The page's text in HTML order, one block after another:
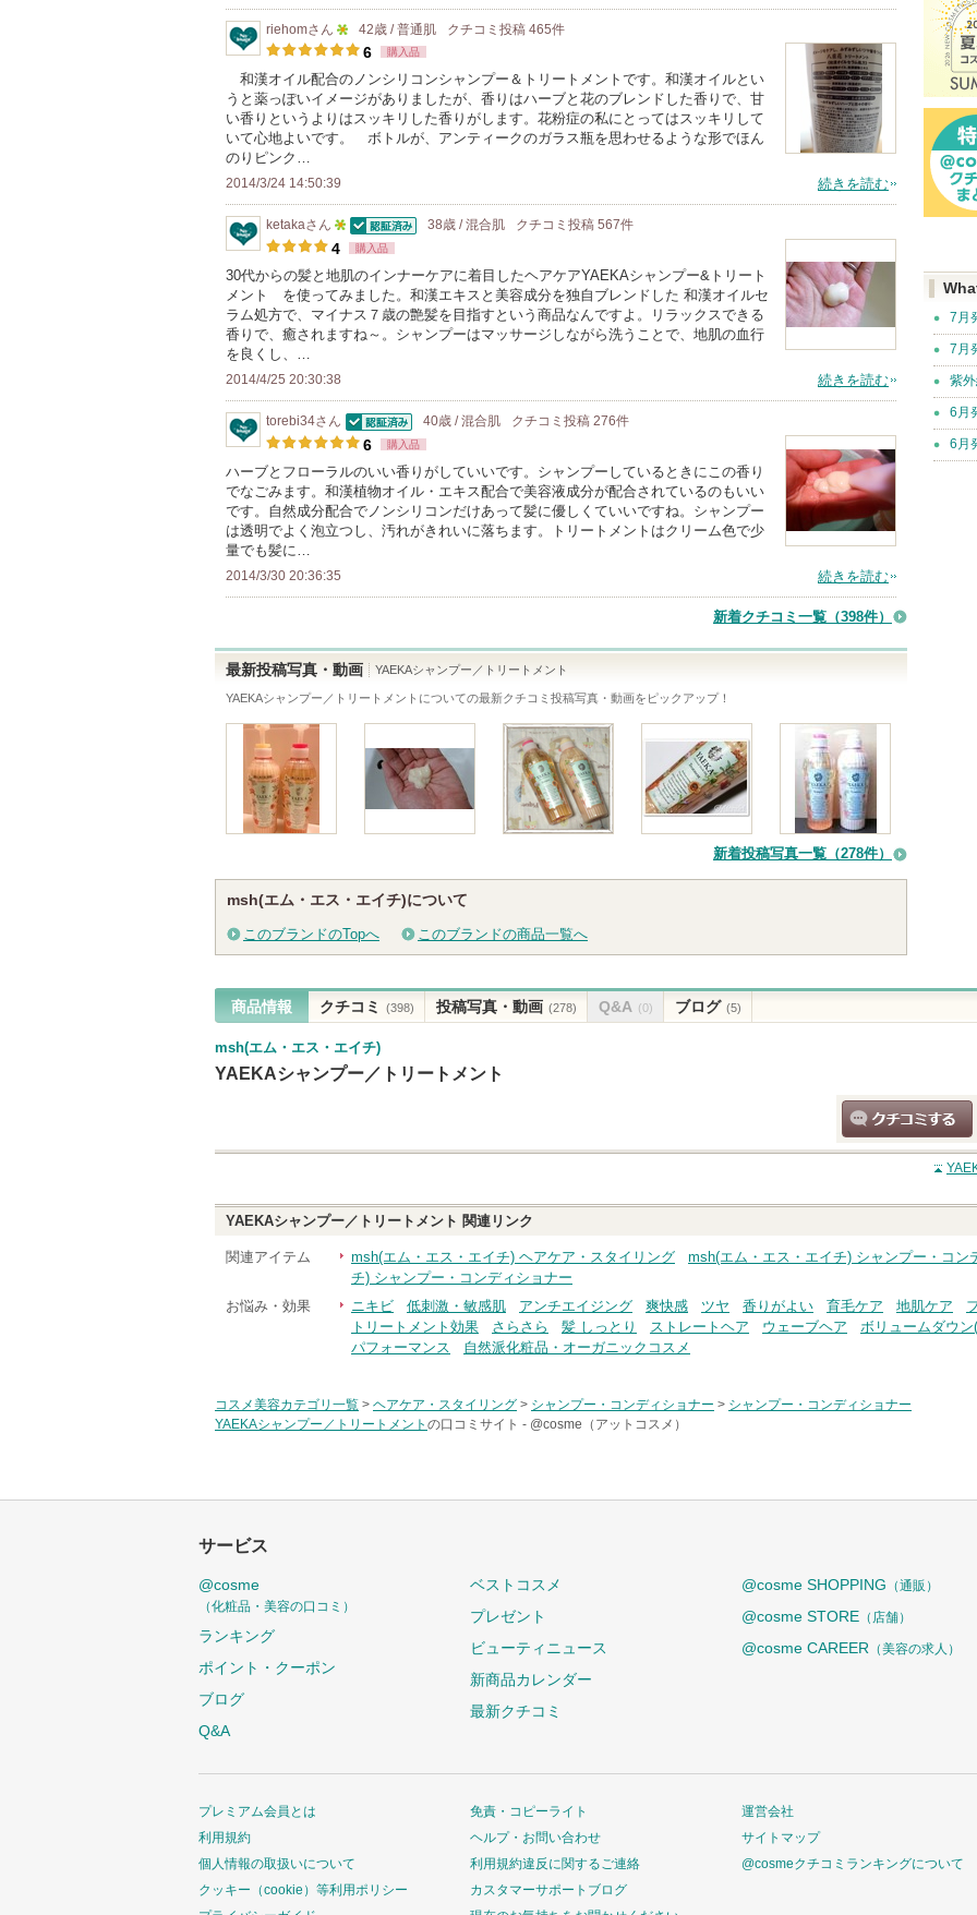
り
登
録
さ
れ
ま
す
ン
バ
ー
に
お
気
り
録
さ
れ
ま
す
riehomさん
5
人
以
上
メ
ン
バ
ー
に
お
気
入
り
登
録
さ
れ
い
ま
42歳 / 普通肌 クチコミ投稿 465件
6 購入品
和漢オイル配合のノンシリコンシャンプー＆トリートメントです。和漢オイルとい
うと薬っぽいイメージがありましたが、香りはハーブと花のブレンドした香りで、甘
い香りというよりはスッキリした香りがします。花粉症の私にとってはスッキリして
いて心地よいです。 ボトルが、アンティークのガラス瓶を思わせるような形でほん
のりピンク…
2014/3/24 14:50:39 続きを読む
ketakaさん
5
人
以
上
メ
ン
バ
ー
に
お
気
入
録
認証済
38歳 / 混合肌 クチコミ投稿 567件
4 購入品
30代からの髪と地肌のインナーケアに着目したヘアケアYAEKAシャンプー&トリート
メント を使ってみました。和漢エキスと美容成分を独自ブレンドした 和漢オイルセ
ラム処方で、マイナス７歳の艶髪を目指すという商品なんですよ。リラックスできる
香りで、癒されますね～。シャンプーはマッサージしながら洗うことで、地肌の血行
を良くし、…
2014/4/25 20:30:38 続きを読む
torebi34さん
認証済
40歳 / 混合肌 クチコミ投稿 276件
6 購入品
ハーブとフローラルのいい香りがしていいです。シャンプーしているときにこの香り
でなごみます。和漢植物オイル・エキス配合で美容液成分が配合されているのもいい
です。自然成分配合でノンシリコンだけあって髪に優しくていいですね。シャンプー
は透明でよく泡立つし、汚れがきれいに落ちます。トリートメントはクリーム色で少
量でも髪に…
2014/3/30 20:36:35 続きを読む
新着クチコミ一覧 （398件）
最新投稿写真・動画 YAEKAシャンプー／トリートメント
YAEKAシャンプー／トリートメント についての最新クチコミ投稿写真・動画をピックアップ！
新着投稿写真一覧（278件）
msh(エム・エス・エイチ)について
このブランドのTopへ このブランドの商品一覧へ
7月
7月
紫
6月
6月
商品情報 クチコミ (398) 投稿写真・動画 (278) Q&A (0) ブログ (5)
msh(エム・エス・エイチ)
YAEKAシャンプー／トリートメント
クチコミする
YAEKAシャンプー／トリートメント 関連リンク
関連アイテム msh(エム・エス・エイチ) ヘアケア・スタイリング msh(エム・エス・エイチ) シャンプー・コン
チ) シャンプー・コンディショナー
お悩み・効果
ニキビ 低刺激・敏感肌 アンチエイジング 爽快感 ツヤ 香りがよい 育毛ケア 地肌ケア
トリートメント効果
さらさら 髪 しっとり ストレートヘア ウェーブヘア ボリュームダウン
パフォーマンス
自然派化粧品・オーガニックコスメ
コスメ美容カテゴリ一覧 > ヘアケア・スタイリング > シャンプー・コンディショナー > シャンプー・コンディショナー
YAEKAシャンプー／トリートメント の口コミサイト - @cosme（アットコスメ）
サービス
@cosme
（化粧品・美容の口コミ）
ランキング
ポイント・クーポン
ブログ
Q&A
ベストコスメ
プレゼント
ビューティニュース
新商品カレンダー
最新クチコミ
@cosme SHOPPING （通販）
@cosme STORE （店舗）
@cosme CAREER （美容の求人）
プレミアム会員とは
利用規約
個人情報の取扱いについて
クッキー（cookie）等利用ポリシー
免責・コピーライト
ヘルプ・お問い合わせ
利用規約違反に関するご連絡
カスタマーサポートブログ
運営会社
サイトマップ
@cosmeクチコミランキングについて